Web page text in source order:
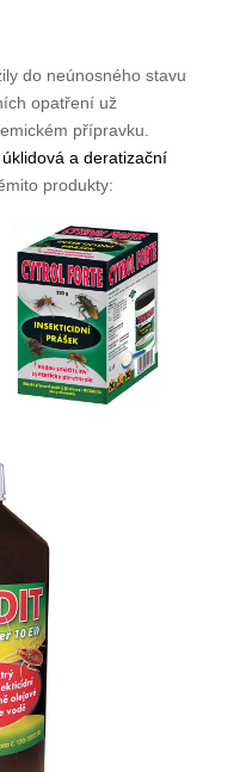
do neúnosného stavu
opatření už
přípravku.
úklidová a deratizační
produkty: